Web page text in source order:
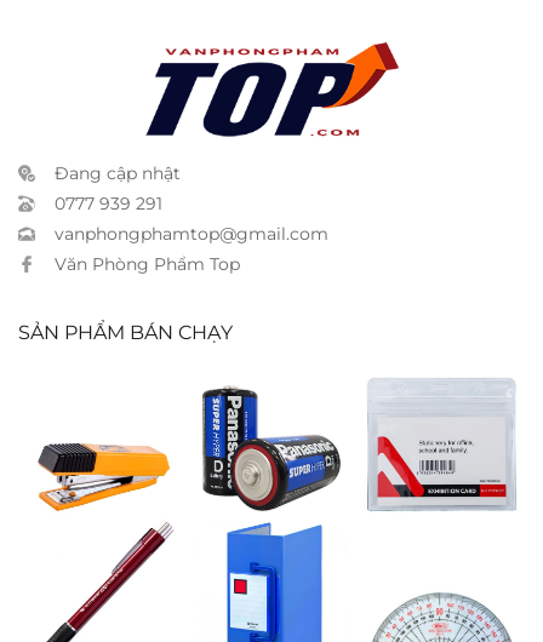
Đang cập nhật
0777 939 291
vanphongphamtop@gmail.com
Văn Phòng Phẩm Top
SẢN PHẨM BÁN CHẠY
Kanex ICON –
10 tờ
Pin Panasonic
trung D
ngang 9 x 6
Bút bi TL 036
đỏ
Bìa còng ống
King Jim A4
13cm – 3513
Thước đo độ